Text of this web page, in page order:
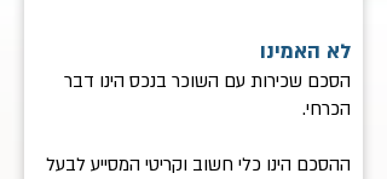
לא האמינו
הסכם שכירות עם השוכר בנכס הינו דבר
הכרחי.
ההסכם הינו כלי חשוב וקריטי המסייע לבעל